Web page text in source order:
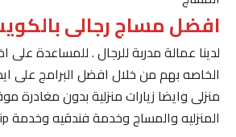
افضل مساج رجالى بالكويت
لدينا عمالة مدربة للرجال . للمساعدة على
الخاصه بهم من خلال افضل البرامج على
منزلى وايضا زيارات منزلية بدون مغادرة
المنزليه والمساج وخدمة فندقيه وخدمة vip